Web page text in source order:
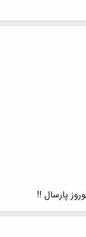
پارسال !!